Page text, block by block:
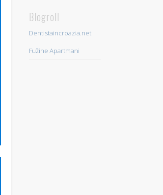
Blogroll
Dentistaincroazia.net
Fužine Apartmani